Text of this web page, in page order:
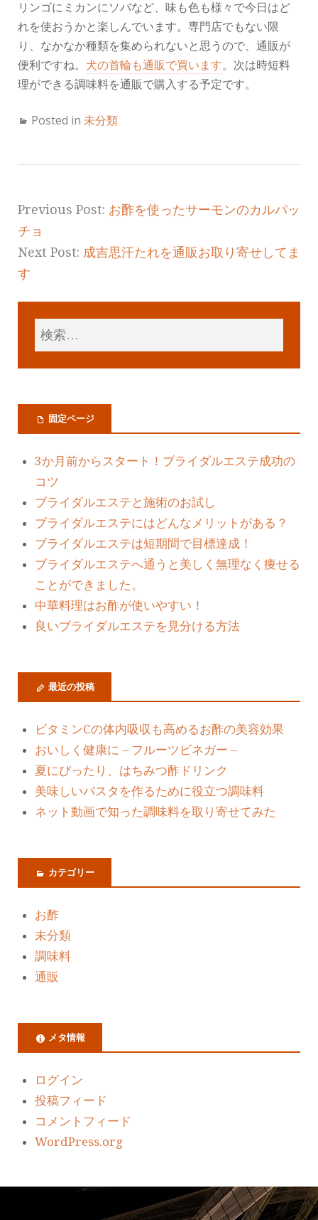
リンゴにミカンにソバなど、味も色も様々で今日はど
れを使おうかと楽しんでいます。専門店でもない限
り、なかなか種類を集められないと思うので、通販が
便利ですね。 犬の首輪も通販で買います。次は時短料
理ができる調味料を通販で購入する予定です。
Posted in 未分類
Previous Post: お酢を使ったサーモンのカルパッ
チョ
Next Post: 成吉思汗たれを通販お取り寄せしてま
す
固定ページ
3か月前からスタート！ブライダルエステ成功の
コツ
ブライダルエステと施術のお試し
ブライダルエステにはどんなメリットがある？
ブライダルエステは短期間で目標達成！
ブライダルエステへ通うと美しく無理なく痩せる
ことができました。
中華料理はお酢が使いやすい！
良いブライダルエステを見分ける方法
最近の投稿
ビタミンCの体内吸収も高めるお酢の美容効果
おいしく健康に – フルーツビネガー –
夏にぴったり、はちみつ酢ドリンク
美味しいパスタを作るために役立つ調味料
ネット動画で知った調味料を取り寄せてみた
カテゴリー
お酢
未分類
調味料
通販
メタ情報
ログイン
投稿フィード
コメントフィード
WordPress.org